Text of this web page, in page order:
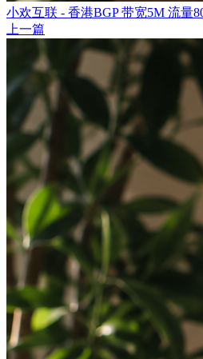
小欢互联 - 香港BGP 带宽5M 流量
上一篇